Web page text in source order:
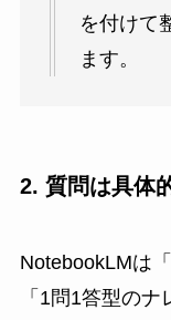
を付けて
ます。
2. 質問は具体
NotebookLMは
「1問1答型の